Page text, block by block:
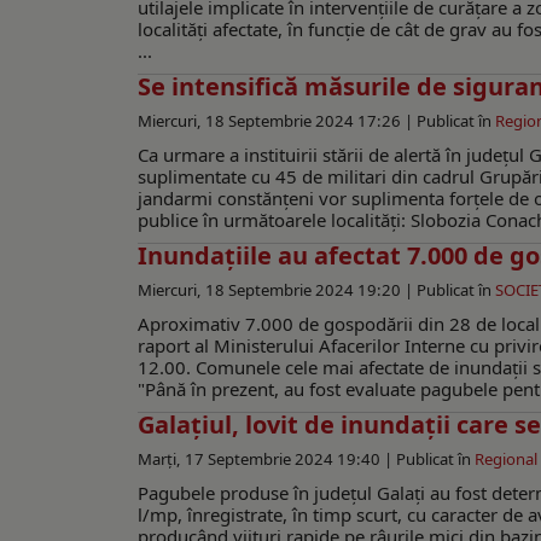
utilajele implicate în intervențiile de curățare a
localități afectate, în funcție de cât de grav au
...
Se intensifică măsurile de
Miercuri, 18 Septembrie 2024 17:26 | Publicat în
Ca urmare a instituirii stării de alertă în județul
suplimentate cu 45 de militari din cadrul
jandarmi constănțeni vor suplimenta forțele
publice în următoarele localități: Slobozia
Inundaţiile au afectat 7.000 de
Miercuri, 18 Septembrie 2024 19:20 | Publicat în
Aproximativ 7.000 de gospodării din 28 de
raport al Ministerului Afacerilor Interne cu
12.00. Comunele cele mai afectate de inundații
"Până în prezent, au fost evaluate pagubele
Galațiul, lovit de inundații care
Marți, 17 Septembrie 2024 19:40 | Publicat în Regional
Pagubele produse în județul Galați au fost
l/mp, înregistrate, în timp scurt, cu caracter de
producând viituri rapide pe râurile mici din